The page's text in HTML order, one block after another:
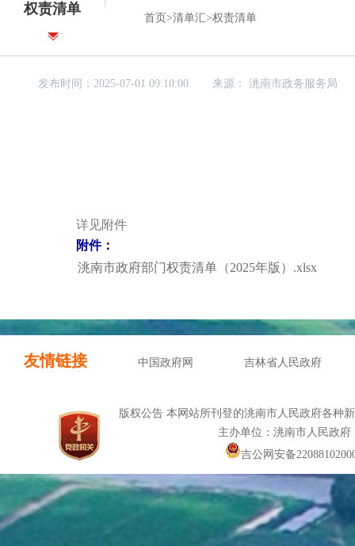
权责清单
首页 >清单汇>权责清单
发布时间：2025-07-01 09:10:00 来源：洮南市政务服务局
详见附件
附件：
洮南市政府部门权责清单（2025年版）.xlsx
友情链接 中国政府网 吉林省人民政府
版权公告 本网站所刊登的洮南市人民政府各种
主办单位：洮南市人民政
吉公网安备